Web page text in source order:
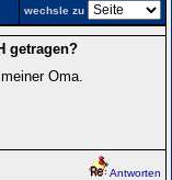
wechsle zu
getragen?
Oma.
Antworten